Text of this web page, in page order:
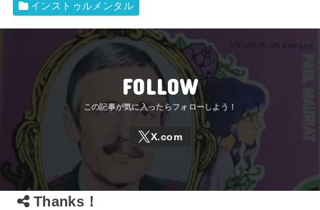
インストゥルメンタル
FOLLOW
Thanks！